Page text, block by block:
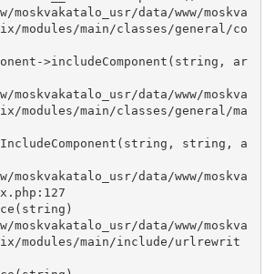
modules/main/classes/general/co
>includeComponent(string, ar
modules/main/classes/general/ma
string, a
modules/main/include/urlrewrit